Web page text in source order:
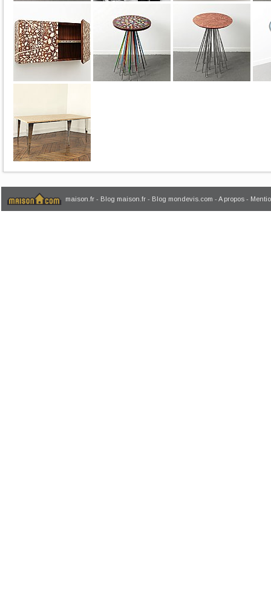
maison.fr - Blog maison.fr - Blog mondevis.com - A propos -